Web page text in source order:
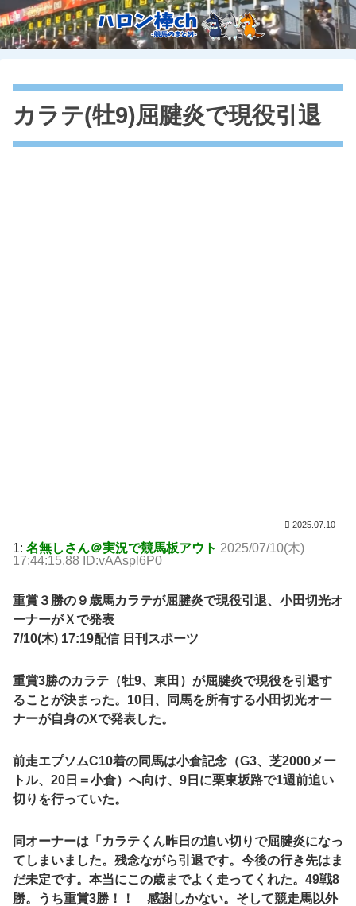
カラテ(牡9)屈腱炎で現役引退
2025.07.10
1: 名無しさん＠実況で競馬板アウト 2025/07/10(木)
17:44:15.88 ID:vAAspl6P0
重賞３勝の９歳馬カラテが屈腱炎で現役引退、小田切光オ
ーナーがＸで発表
7/10(木) 17:19配信 日刊スポーツ
重賞3勝のカラテ（牡9、東田）が屈腱炎で現役を引退す
ることが決まった。10日、同馬を所有する小田切光オー
ナーが自身のXで発表した。
前走エプソムC10着の同馬は小倉記念（G3、芝2000メー
トル、20日＝小倉）へ向け、9日に栗東坂路で1週前追い
切りを行っていた。
同オーナーは「カラテくん昨日の追い切りで屈腱炎になっ
てしまいました。残念ながら引退です。今後の行き先はま
だ未定です。本当にこの歳までよく走ってくれた。49戦8
勝。うち重賞3勝！！ 感謝しかない。そして競走馬以外